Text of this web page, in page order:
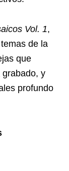
Vol. 1,
de la
que
grabado, y
profundo